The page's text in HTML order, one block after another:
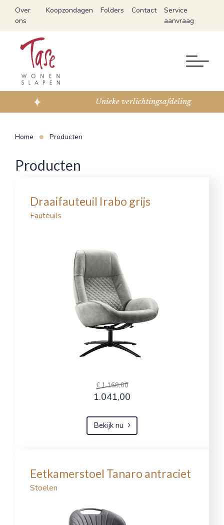
Over
ons
Koopzondagen Folders Contact
Service
aanvraag
Unieke verlichtingsafdeling
Home Producten
Producten
Draaifauteuil Irabo grijs
Fauteuils
€ 1.169,00
1.041,00
Bekijk nu
Eetkamerstoel Tanaro antraciet
Stoelen